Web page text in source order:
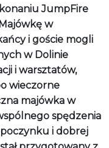
JumpFire
w
i goście mogli
w Dolinie
i warsztatów,
wieczorne
majówka w
spędzenia
i dobrej